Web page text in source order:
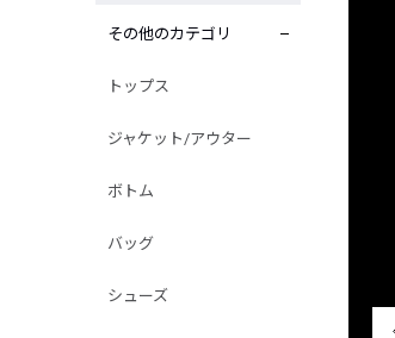
その他のカテゴリ
トップス
ジャケット/アウター
ボトム
バッグ
シューズ